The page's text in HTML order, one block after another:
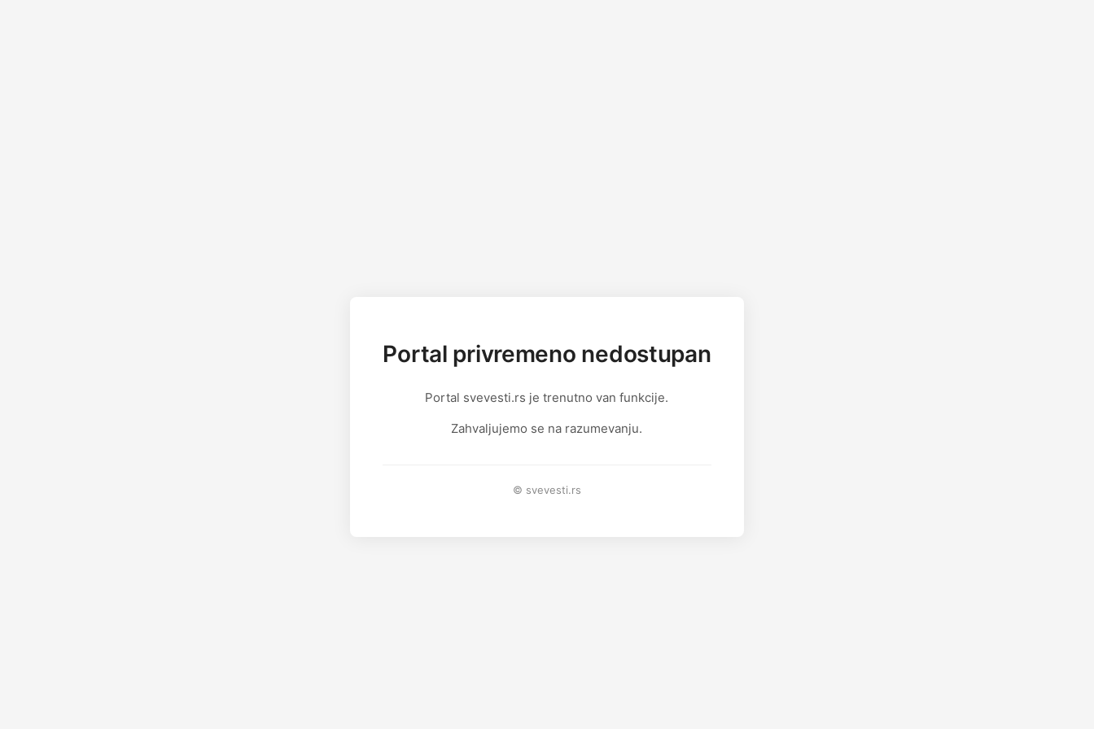
Portal privremeno nedostupan
Portal svevesti.rs je trenutno van funkcije.
Zahvaljujemo se na razumevanju.
© svevesti.rs